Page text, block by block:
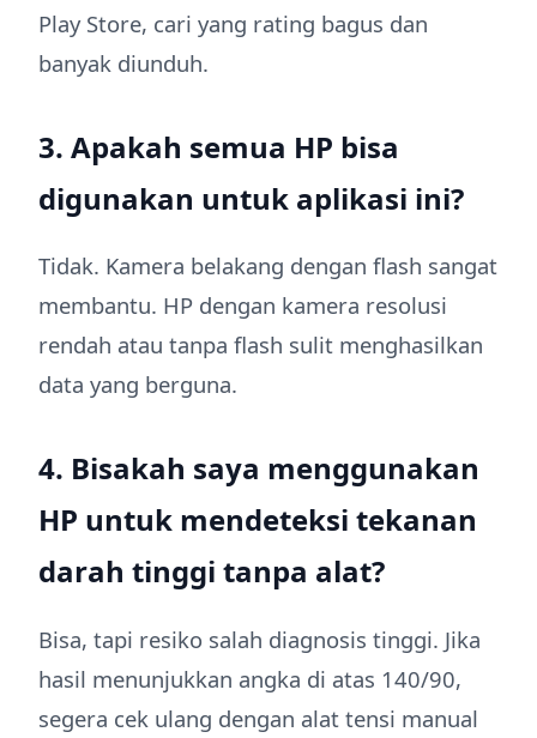
Play Store, cari yang rating bagus dan
banyak diunduh.
3. Apakah semua HP bisa
digunakan untuk aplikasi ini?
Tidak. Kamera belakang dengan flash sangat
membantu. HP dengan kamera resolusi
rendah atau tanpa flash sulit menghasilkan
data yang berguna.
4. Bisakah saya menggunakan
HP untuk mendeteksi tekanan
darah tinggi tanpa alat?
Bisa, tapi resiko salah diagnosis tinggi. Jika
hasil menunjukkan angka di atas 140/90,
segera cek ulang dengan alat tensi manual